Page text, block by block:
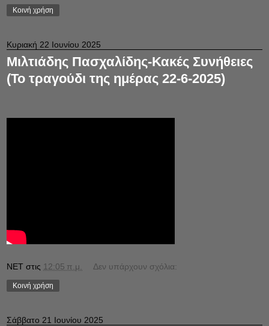
Κοινή χρήση
Κυριακή 22 Ιουνίου 2025
Μιλτιάδης Πασχαλίδης-Κακές Συνήθειες
(Το τραγούδι της ημέρας 22-6-2025)
NET στις 12:05 π.μ. Δεν υπάρχουν σχόλια:
Κοινή χρήση
Σάββατο 21 Ιουνίου 2025